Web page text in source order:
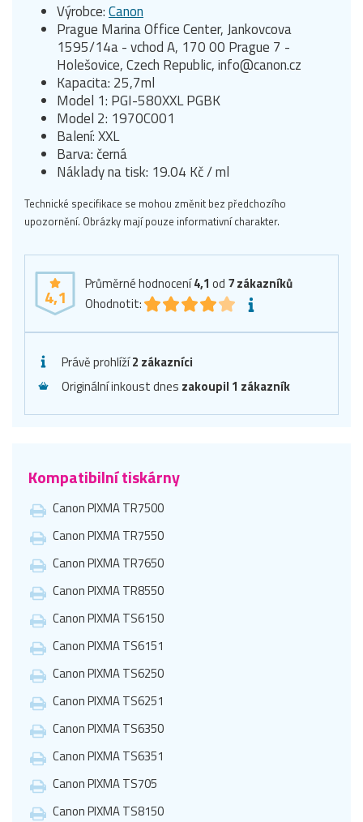
Výrobce:Canon
Prague Marina Office Center, Jankovcova
1595/14a - vchod A, 170 00 Prague 7 -
Holešovice, Czech Republic, info@canon.cz
Kapacita: 25,7ml
Model 1: PGI-580XXL PGBK
Model 2: 1970C001
Balení: XXL
Barva: černá
Náklady na tisk: 19.04 Kč / ml
Technické specifikace se mohou změnit bez předchozího
upozornění. Obrázky mají pouze informativní charakter.
4,1
Průměrné hodnocení4,1 od 7zákazníků
Ohodnotit:
Právě prohlíží2 zákazníci
Originální inkoust dnes zakoupil 1 zákazník
Kompatibilní tiskárny
Canon PIXMA TR7500
Canon PIXMA TR7550
Canon PIXMA TR7650
Canon PIXMA TR8550
Canon PIXMA TS6150
Canon PIXMA TS6151
Canon PIXMA TS6250
Canon PIXMA TS6251
Canon PIXMA TS6350
Canon PIXMA TS6351
Canon PIXMA TS705
Canon PIXMA TS8150